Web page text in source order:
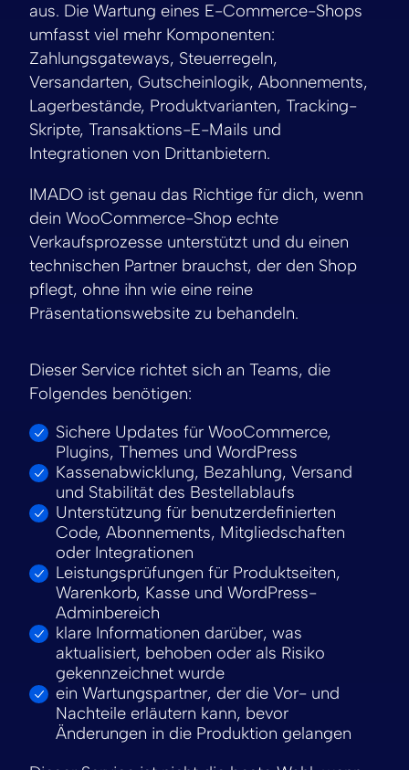
aus. Die Wartung eines E-Commerce-Shops
umfasst viel mehr Komponenten:
Zahlungsgateways, Steuerregeln,
Versandarten, Gutscheinlogik, Abonnements,
Lagerbestände, Produktvarianten, Tracking-
Skripte, Transaktions-E-Mails und
Integrationen von Drittanbietern.
IMADO ist genau das Richtige für dich, wenn
dein WooCommerce-Shop echte
Verkaufsprozesse unterstützt und du einen
technischen Partner brauchst, der den Shop
pflegt, ohne ihn wie eine reine
Präsentationswebsite zu behandeln.
Dieser Service richtet sich an Teams, die
Folgendes benötigen:
Sichere Updates für WooCommerce,
Plugins, Themes und WordPress
Kassenabwicklung, Bezahlung, Versand
und Stabilität des Bestellablaufs
Unterstützung für benutzerdefinierten
Code, Abonnements, Mitgliedschaften
oder Integrationen
Leistungsprüfungen für Produktseiten,
Warenkorb, Kasse und WordPress-
Adminbereich
klare Informationen darüber, was
aktualisiert, behoben oder als Risiko
gekennzeichnet wurde
ein Wartungspartner, der die Vor- und
Nachteile erläutern kann, bevor
Änderungen in die Produktion gelangen